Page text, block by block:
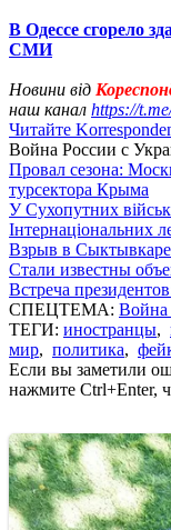
В Одессе сгорело
СМИ
Новини від
наш канал https://
Читайте
Война России с
Провал сезона:
турсектора Крыма
У Сухопутних
Інтернаціональних
Взрыв в
Стали известны
Встреча
СПЕЦТЕМА: Война
ТЕГИ: иностранцы,
мир, политика,
Если вы заметили
нажмите Ctrl+Enter,